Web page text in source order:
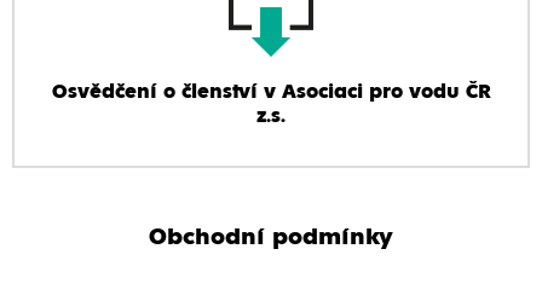
Osvědčení o členství v Asociaci pro vodu ČR
z.s.
Obchodní podmínky